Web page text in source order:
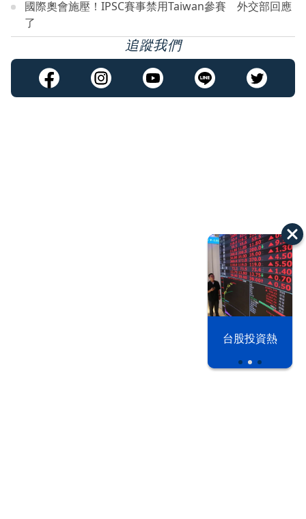
台股投資熱
國際奧會施壓！IPSC賽事禁用Taiwan參賽 外交部回應
了
追蹤我們